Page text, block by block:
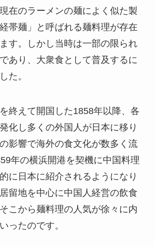
在のラーメンの麺によく似た製
帯麺」と呼ばれる麺料理が存在
す。しかし当時は一部の限られ
あり、大衆食として普及するに
た。
終えて開国した1858年以降、各
化し多くの外国人が日本に移り
影響で海外の食文化が数多く流
年の横浜開港を契機に中国料理
に日本に紹介されるようになり
留地を中心に中国人経営の飲食
こから麺料理の人気が徐々に内
ったのです。